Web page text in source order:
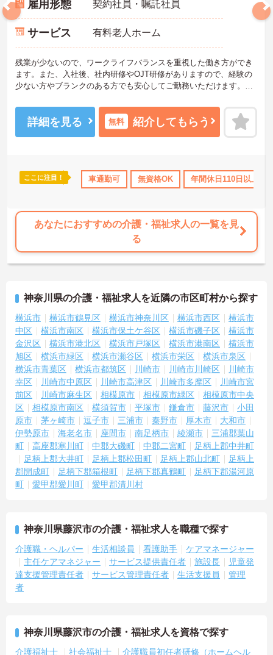
資格取得サポート 研修制度あり 産休･育休･介護休暇取得
雇用形態 契約社員・嘱託社員
サービス 有料老人ホーム
残業が少ないので、ワークライフバランスを重視した働き方ができ
ます。また、入社後、社内研修やOJT研修がありますので、経験の
少ない方やブランクのある方でも安心してご勤務いただけます。ご
のでお気軽にご相談ください。
詳細を見る 無料 紹介してもらう
ここに注目！ 車通勤可 無資格OK 年間休日110日以上
あなたにおすすめの介護・福祉求人の一覧を見
る
神奈川県の介護・福祉求人を近隣の市区町村から探す
横浜市 横浜市鶴見区 横浜市神奈川区 横浜市西区
横浜市
中区
横浜市南区 横浜市保土ケ谷区 横浜市磯子区
横浜市
金沢区
横浜市港北区 横浜市戸塚区 横浜市港南区
横浜市
旭区
横浜市緑区 横浜市瀬谷区 横浜市栄区
横浜市泉区
横浜市青葉区
横浜市都筑区 川崎市 川崎市川崎区
川崎市
幸区
川崎市中原区 川崎市高津区 川崎市多摩区
川崎市宮
前区
川崎市麻生区 相模原市 相模原市緑区
相模原市中央
区
相模原市南区 横須賀市 平塚市 鎌倉市 藤沢市
小田
原市
茅ヶ崎市 逗子市 三浦市 秦野市 厚木市
大和市
伊勢原市
海老名市 座間市 南足柄市 綾瀬市
三浦郡葉山
町
高座郡寒川町 中郡大磯町 中郡二宮町
足柄上郡中井町
足柄上郡大井町
足柄上郡松田町 足柄上郡山北町
足柄上
郡開成町
足柄下郡箱根町 足柄下郡真鶴町
足柄下郡湯河原
町
愛甲郡愛川町 愛甲郡清川村
神奈川県藤沢市の介護・福祉求人を職種で探す
介護職・ヘルパー 生活相談員 看護助手
ケアマネージャー
主任ケアマネジャー
サービス提供責任者 施設長
児童発
達支援管理責任者
サービス管理責任者 生活支援員
管理
者
神奈川県藤沢市の介護・福祉求人を資格で探す
介護福祉士 社会福祉士 介護職員初任者研修（ホームヘル